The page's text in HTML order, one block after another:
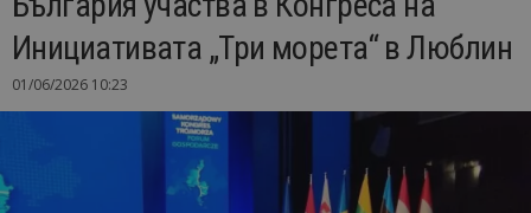
Инициативата „Три морета“ в Люблин
01/06/2026 10:23